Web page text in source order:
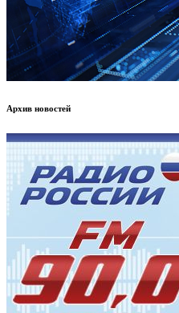
Архив новостей